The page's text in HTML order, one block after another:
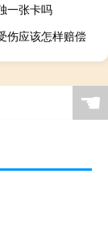
一张卡吗
伤应该怎样赔偿
☚